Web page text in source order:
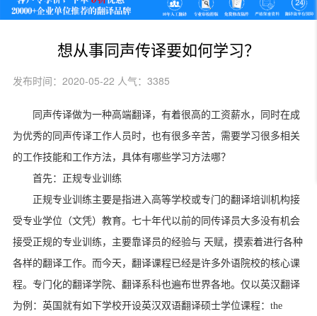
想从事同声传译要如何学习？
发布时间：2020-05-22 人气：3385
同声传译做为一种高端翻译，有着很高的工资薪水，同时在成
为优秀的同声传译工作人员时，也有很多辛苦，需要学习很多相关
的工作技能和工作方法，具体有哪些学习方法哪？
首先：正规专业训练
正规专业训练主要是指进入高等学校或专门的翻译培训机构接
受专业学位（文凭）教育。七十年代以前的同传译员大多没有机会
接受正规的专业训练，主要靠译员的经验与 天赋，摸索着进行各种
各样的翻译工作。而今天，翻译课程已经是许多外语院校的核心课
程。专门化的翻译学院、翻译系科也遍布世界各地。仅以英汉翻译
为例：英国就有如下学校开设英汉双语翻译硕士学位课程：the